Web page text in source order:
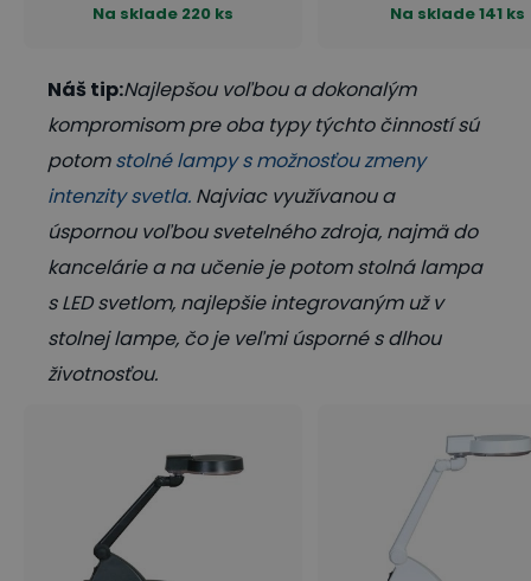
Na sklade 220 ks Na sklade141 ks
Náš tip:Najlepšou voľbou a dokonalým
kompromisom pre oba typy týchto činností sú
potomstolné lampy s možnosťou zmeny
intenzity svetla. Najviac využívanou a
úspornou voľbou svetelného zdroja, najmä do
kancelárie a na učenie je potom stolná lampa
s LED svetlom, najlepšie integrovaným už v
stolnej lampe, čo je veľmi úsporné s dlhou
životnosťou.